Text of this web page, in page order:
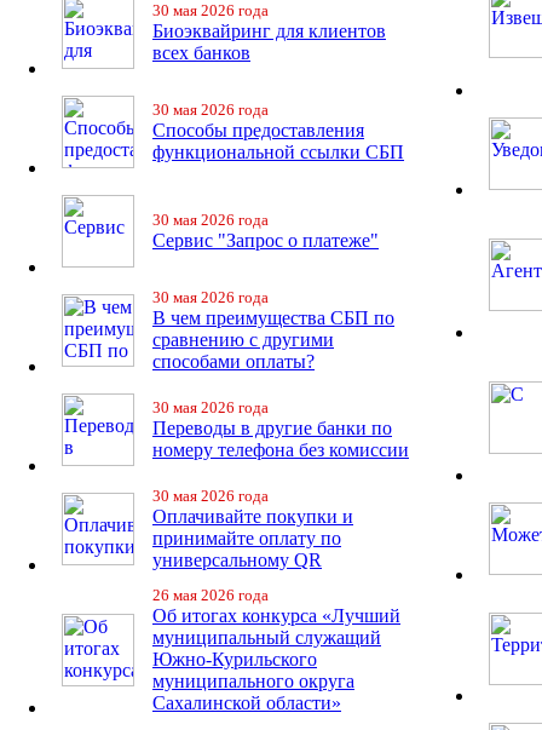
30 мая 2026 года
Биоэквайринг для клиентов
всех банков
30 мая 2026 года
Способы предоставления
функциональной ссылки СБП
30 мая 2026 года
Сервис "Запрос о платеже"
30 мая 2026 года
В чем преимущества СБП по
сравнению с другими
способами оплаты?
30 мая 2026 года
Переводы в другие банки по
номеру телефона без комиссии
30 мая 2026 года
Оплачивайте покупки и
принимайте оплату по
универсальному QR
26 мая 2026 года
Об итогах конкурса «Лучший
муниципальный служащий
Южно-Курильского
муниципального округа
Сахалинской области»